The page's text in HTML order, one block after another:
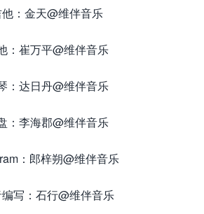
：金天@维伴音乐
：崔万平@维伴音乐
：达日丹@维伴音乐
：李海郡@维伴音乐
：郎梓朔@维伴音乐
写：石行@维伴音乐